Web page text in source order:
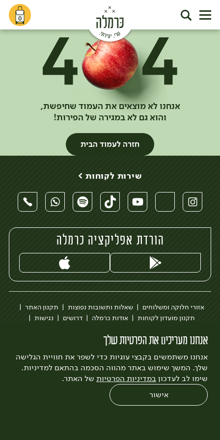
0
אנחנו לא מוצאים את העמוד שחיפשת,
והוא גם לא במגירה של הפירות!
חזרה לעמוד הבית
אנחנו מעריכים את הפרטיות שלך
אנחנו משתמשים בקבצי עוגיות כדי לשפר את חוויית הגלישה
שלך. המשך שימוש באתר מהווה הסכמה בהתאם למדיניות.
שימו לב לעדכון במדיניות הפרטיות של האתר.
אישור
שירות לקוחות >
הורדת אפליקציה כרמלה
אזורי חלוקה ומשלוחים שאלות ותשובות נפוצות
תקנון האתר
תקנון מועדון לקוחות
אודות כרמלה דרושים
נגישות
לצפייה בעדכון מדיניות פרטיות
עיצוב:3bears פיתוח:Quatro